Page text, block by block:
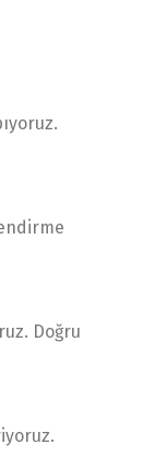
Doğru